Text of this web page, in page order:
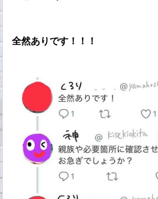
全然ありです！！！